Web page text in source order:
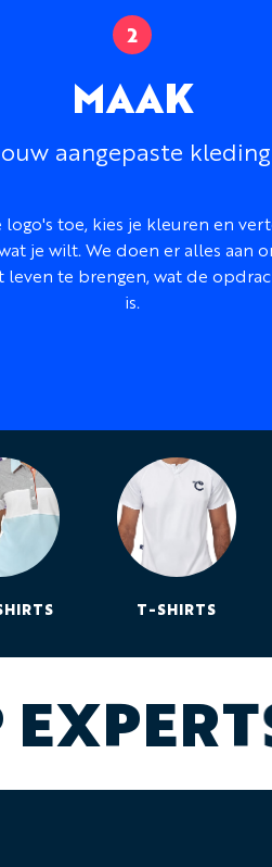
MAAK
aangepaste kleding
logo's toe, kies je kleuren en
je wilt. We doen er alles aan
leven te brengen, wat de
is.
T-SHIRTS